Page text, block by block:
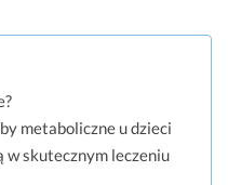
metaboliczne u dzieci
w skutecznym leczeniu